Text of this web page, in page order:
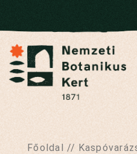
Főoldal //